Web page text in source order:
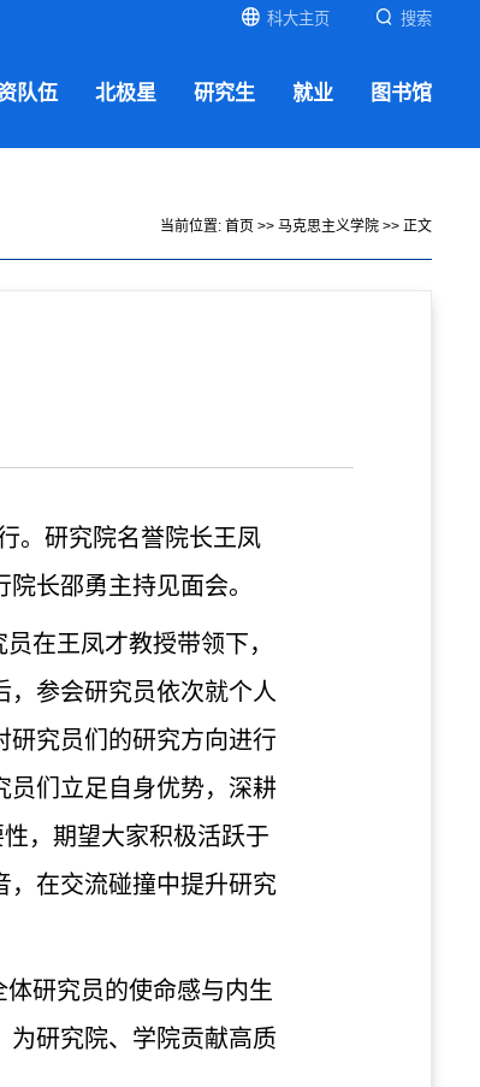
科大主页 搜索
队伍 北极星 研究生 就业 图书馆
当前位置: 首页 >> 马克思主义学院>> 正文
。研究院名誉院长王凤
院长邵勇主持见面会。
员在王凤才教授带领下，
，参会研究员依次就个人
研究员们的研究方向进行
员们立足自身优势，深耕
，期望大家积极活跃于
，在交流碰撞中提升研究
研究员的使命感与内生
为研究院、学院贡献高质